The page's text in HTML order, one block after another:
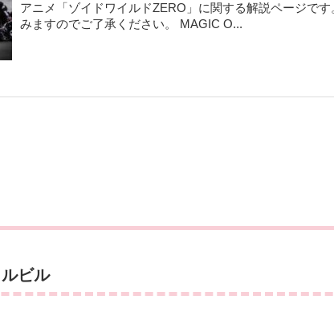
アニメ「ゾイドワイルドZERO」に関する解説ページで
みますのでご了承ください。 MAGIC O...
ビル